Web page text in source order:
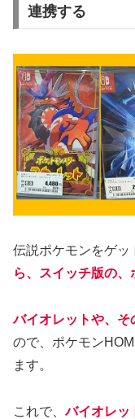
連携する
伝説ポケモンをゲッ
ら、スイッチ版の
バイオレットや、そ
ので、ポケモン
ます。
これで、バイオレッ